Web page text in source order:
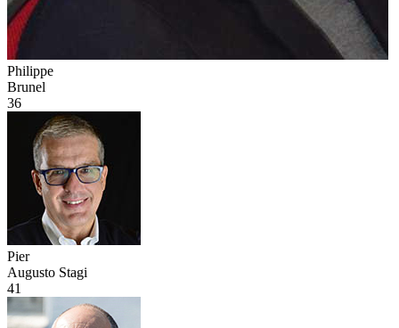
Philippe
Brunel
36
Pier
Augusto Stagi
41